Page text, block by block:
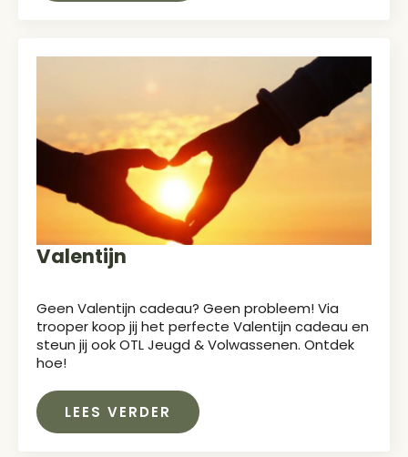
Valentijn
Geen Valentijn cadeau? Geen probleem! Via
trooper koop jij het perfecte Valentijn cadeau en
steun jij ook OTL Jeugd & Volwassenen. Ontdek
hoe!
LEES VERDER